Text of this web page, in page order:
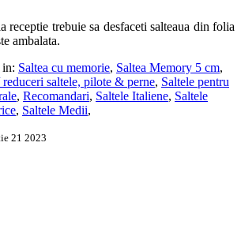
receptie trebuie sa desfaceti salteaua din folia
ambalata.
in: Saltea cu memorie, Saltea Memory 5 cm,
saltele, pilote & perne, Saltele pentru
, Recomandari, Saltele Italiene, Saltele
, Saltele Medii,
21 2023